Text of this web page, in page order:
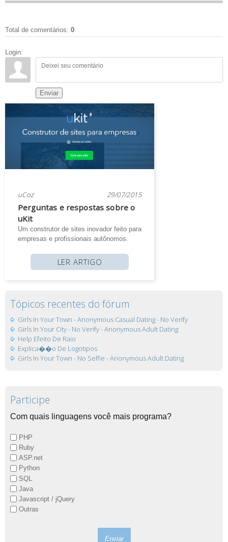
Total de comentários: 0
Login:
Enviar
uCoz 29/07/2015
Perguntas e respostas sobre o
uKit
Um construtor de sites inovador feito para
empresas e profissionais autônomos.
LER ARTIGO
Tópicos recentes do fórum
Girls In Your Town - Anonymous Casual Dating - No Verify
Girls In Your City - No Verify - Anonymous Adult Dating
Help Efeito De Raio
Explica��o De Logotipos
Girls In Your Town - No Selfie - Anonymous Adult Dating
Participe
Com quais linguagens você mais programa?
PHP
Ruby
ASP.net
Python
SQL
Java
Javascript / jQuery
Outras